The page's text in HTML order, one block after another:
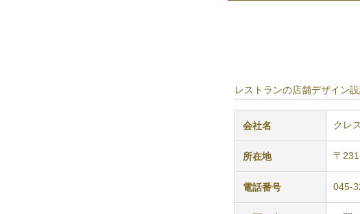
レストランの店舗デザイン
会社名 クレ
所在地 〒
電話番号 045-